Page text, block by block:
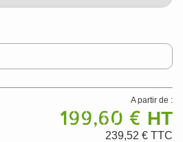
A partir de :
199,60 € HT
239,52 € TTC